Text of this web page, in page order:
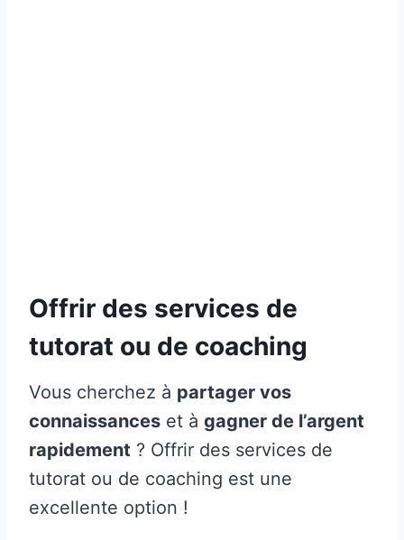
Offrir des services de
tutorat ou de coaching
Vous cherchez à partager vos
connaissances et à gagner de l’argent
rapidement ? Offrir des services de
tutorat ou de coaching est une
excellente option !